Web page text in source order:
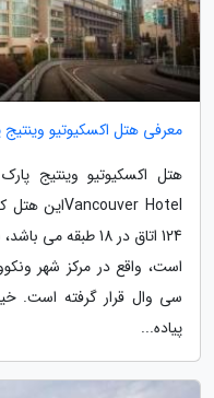
معرفی هتل اکسکیوتیو وینتیج پارک
پیاده...